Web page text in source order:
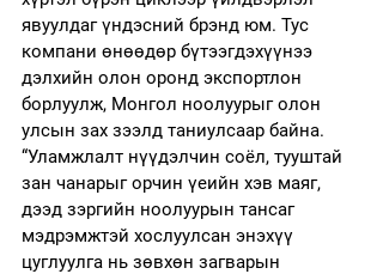
явуулдаг үндэсний брэнд юм. Тус
компани өнөөдөр бүтээгдэхүүнээ
дэлхийн олон оронд экспортлон
борлуулж, Монгол ноолуурыг олон
улсын зах зээлд таниулсаар байна.
“Уламжлалт нүүдэлчин соёл, тууштай
зан чанарыг орчин үеийн хэв маяг,
дээд зэргийн ноолуурын тансаг
мэдрэмжтэй хослуулсан энэхүү
цуглуулга нь зөвхөн загварын